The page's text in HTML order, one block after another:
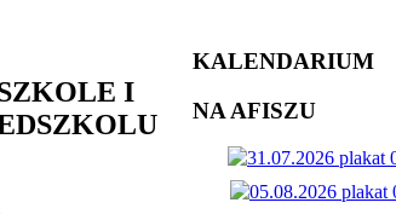
I
KALENDARIUM
NA AFISZU